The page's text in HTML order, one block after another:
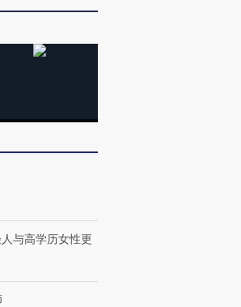
米
与高学历女性更